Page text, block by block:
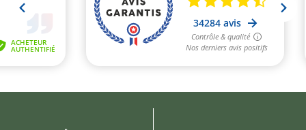
Je consens également à recevoir les offres
promotionnelles.
Consultez notre politique de